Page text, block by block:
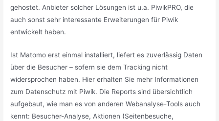
gehostet. Anbieter solcher Lösungen ist u.a. PiwikPRO, die
auch sonst sehr interessante Erweiterungen für Piwik
entwickelt haben.
Ist Matomo erst einmal installiert, liefert es zuverlässig Daten
über die Besucher – sofern sie dem Tracking nicht
widersprochen haben. Hier erhalten Sie mehr Informationen
zum Datenschutz mit Piwik. Die Reports sind übersichtlich
aufgebaut, wie man es von anderen Webanalyse-Tools auch
kennt: Besucher-Analyse, Aktionen (Seitenbesuche,